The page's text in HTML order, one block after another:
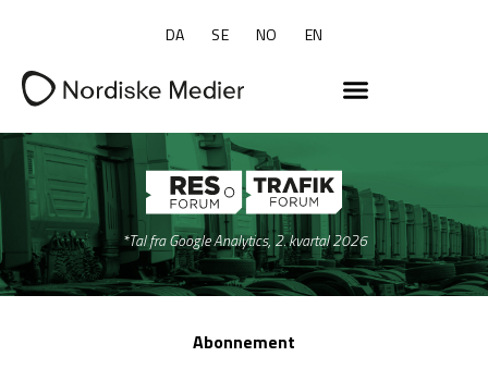
DA SE NO EN
*Tal fra Google Analytics, 2. kvartal 2026
Abonnement